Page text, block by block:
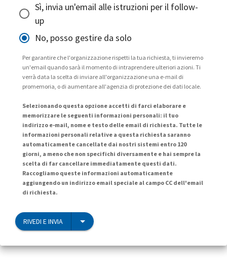
Sì, invia un'email alle istruzioni per il follow-
up
No, posso gestire da solo
Per garantire che l'organizzazione rispetti la tua richiesta, ti invieremo
un'email quando sarà il momento di intraprendere ulteriori azioni. Ti
verrà data la scelta di inviare all'organizzazione una e-mail di
promemoria, o di aumentare all'agenzia di protezione dei dati locale.
Selezionando questa opzione accetti di farci elaborare e
memorizzare le seguenti informazioni personali: il tuo
indirizzo e-mail, nome e testo delle email di richiesta. Tutte le
informazioni personali relative a questa richiesta saranno
automaticamente cancellate dai nostri sistemi entro 120
giorni, a meno che non specifichi diversamente e hai sempre la
scelta di far cancellare immediatamente questi dati.
Raccogliamo queste informazioni automaticamente
aggiungendo un indirizzo email speciale al campo CC dell'email
di richiesta.
RIVEDI E INVIA